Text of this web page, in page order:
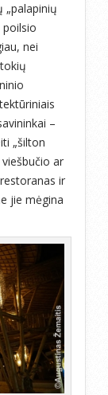
„palapinių
poilsio
nei
–
„šilton
ar
ir
jie mėgina